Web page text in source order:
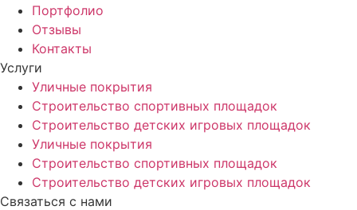
Портфолио
Отзывы
Контакты
Услуги
Уличные покрытия
Строительство спортивных площадок
Строительство детских игровых площадок
Уличные покрытия
Строительство спортивных площадок
Строительство детских игровых площадок
Связаться с нами